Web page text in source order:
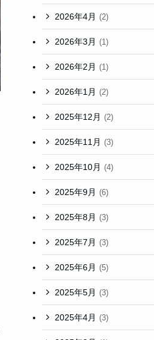
2026年4月 (2)
2026年3月 (1)
2026年2月 (1)
2026年1月 (2)
2025年12月 (2)
2025年11月 (3)
2025年10月 (4)
2025年9月 (6)
2025年8月 (3)
2025年7月 (3)
2025年6月 (5)
2025年5月 (3)
2025年4月 (3)